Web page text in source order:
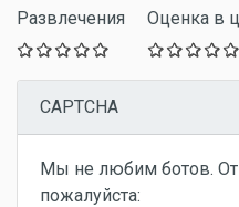
Развлечения Оценка в
CAPTCHA
Мы не любим ботов.
пожалуйста: